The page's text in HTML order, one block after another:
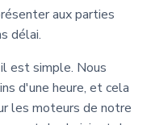
aux parties
délai.
est simple. Nous
d'une heure, et cela
les moteurs de notre